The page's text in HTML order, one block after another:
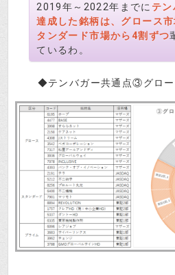
2019年～2022年までに テン
達成した銘柄は、グロース市
タンダード市場から4割ずつ
ているわ。
◆テンバガー共通点③グロ